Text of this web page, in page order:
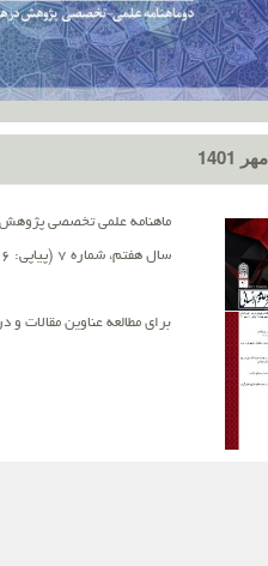
ماهنامه علمی تخصصی پژوهش
سال هفتم، شماره 7 (پیاپی: 46)، مهر 1401
برای مطالعه عناوین مقالات